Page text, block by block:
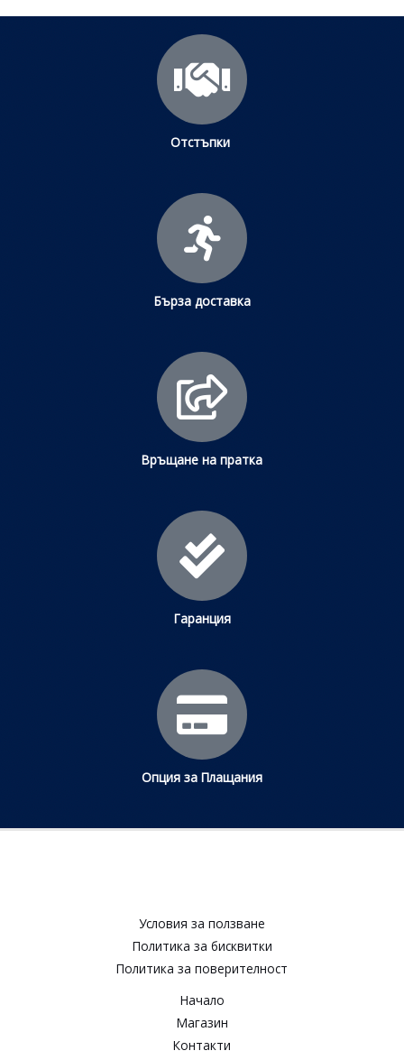
Отстъпки
Бърза доставка
Връщане на пратка
Гаранция
Опция за Плащания
Условия за ползване​
Политика за бисквитки​
Политика за поверителност​
Начало
Магазин
Контакти